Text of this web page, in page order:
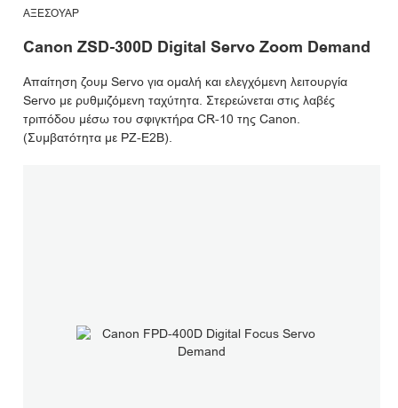
ΑΞΕΣΟΥΆΡ
Canon ZSD-300D Digital Servo Zoom Demand
Απαίτηση ζουμ Servo για ομαλή και ελεγχόμενη λειτουργία
Servo με ρυθμιζόμενη ταχύτητα. Στερεώνεται στις λαβές
τριπόδου μέσω του σφιγκτήρα CR-10 της Canon.
(Συμβατότητα με PZ-E2B).